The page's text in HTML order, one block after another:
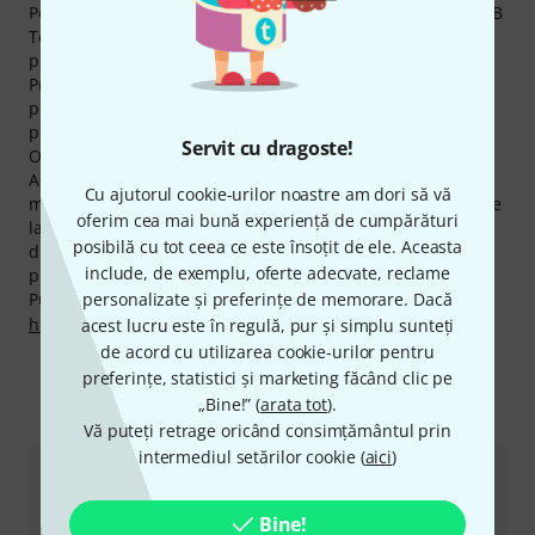
Servit cu dragoste!
Cu ajutorul cookie-urilor noastre am dori să vă
oferim cea mai bună experiență de cumpărături
posibilă cu tot ceea ce este însoțit de ele. Aceasta
include, de exemplu, oferte adecvate, reclame
personalizate și preferințe de memorare. Dacă
acest lucru este în regulă, pur și simplu sunteți
de acord cu utilizarea cookie-urilor pentru
preferințe, statistici și marketing făcând clic pe
„Bine!” (arata tot).
Vă puteți retrage oricând consimțământul prin
intermediul setărilor cookie (aici)
Bine!
Pentru a se asigura că sunteţi acoperiţi pe termen lung, dB
Technologies oferă un total de 3 ani garanţie la toate
produsele sale.
Produsele dB Technologies aparţin celor mai accesate de
pe site-ul nostru. În ultimele luni, produsele acestui
producător au avut peste 170.000 accesări pe Thomann
Online-Store.
Acum puteţi achiziţiona produsele dB Technologies chiar
mai ieftin! Numai în ultimele 90 de zile am scăzut preţurile
la 26 de produse dB Technologies. Oferim deasemenea
diverse produse în seturi sau ca articole returnate aşadar
preţul scade chiar mai mult.
Puteți găsi mai multe informații despre producător pe
http://www.dbtechnologies.de/
Ne puteți contacta astfel